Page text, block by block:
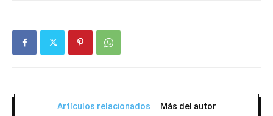
Artículos relacionados Más del autor